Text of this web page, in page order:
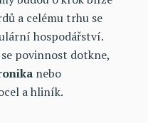
a celému trhu se
hospodářství.
povinnost dotkne,
nebo
a hliník.